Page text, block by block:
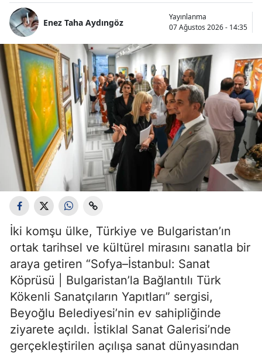
Enez Taha Aydıngöz
Yayınlanma
07 Ağustos 2026 - 14:35
İki komşu ülke, Türkiye ve Bulgaristan’ın
ortak tarihsel ve kültürel mirasını sanatla bir
araya getiren “Sofya–İstanbul: Sanat
Köprüsü | Bulgaristan’la Bağlantılı Türk
Kökenli Sanatçıların Yapıtları” sergisi,
Beyoğlu Belediyesi’nin ev sahipliğinde
ziyarete açıldı. İstiklal Sanat Galerisi’nde
gerçekleştirilen açılışa sanat dünyasından